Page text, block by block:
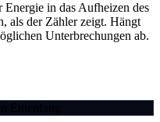
in das Aufheizen des
als der Zähler zeigt. Hängt
Unterbrechungen ab.